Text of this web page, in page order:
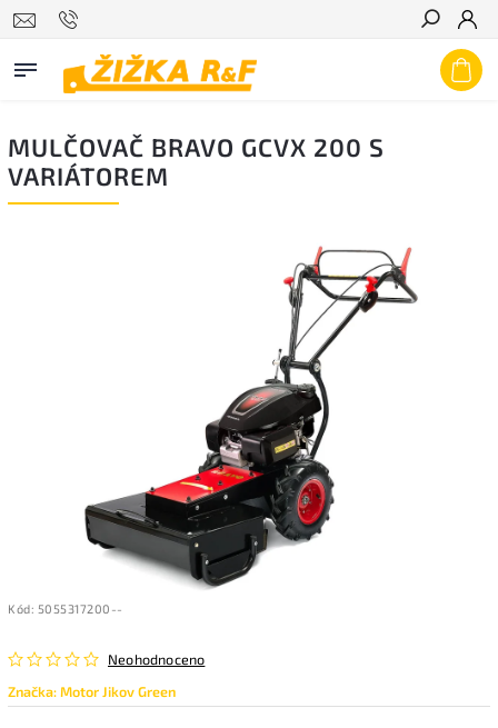
Hledat
MULČOVAČ BRAVO GCVX 200 S
VARIÁTOREM
Kód: 5055317200--
Neohodnoceno
Značka:Motor Jikov Green